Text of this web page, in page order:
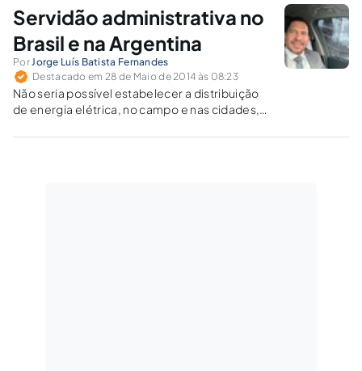
Servidão administrativa no
Brasil e na Argentina
PorJorge Luís Batista Fernandes
Destacado em 28 de Maio de 2014 às 08:23
Não seria possível estabelecer a distribuição
de energia elétrica, no campo e nas cidades,
administrativa. Essa forma de intervenção é